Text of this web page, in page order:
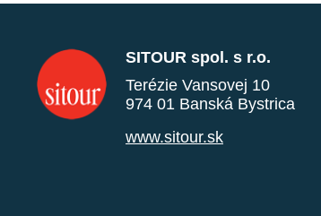
SITOUR spol. s r.o.
Terézie Vansovej 10
974 01 Banská Bystrica
www.sitour.sk